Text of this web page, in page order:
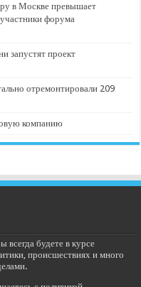
в Москве превышает
форума
запустят проект
отремонтировали 209
компанию
будете в курсе
происшествиях и много